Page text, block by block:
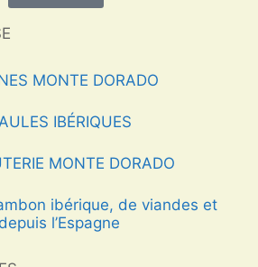
MONTE DORADO
IBÉRIQUES
MONTE DORADO
ibérique, de viandes et
l’Espagne